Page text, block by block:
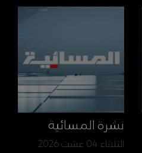
نشرة المسائية
الثلاثاء 04 غشت 2026